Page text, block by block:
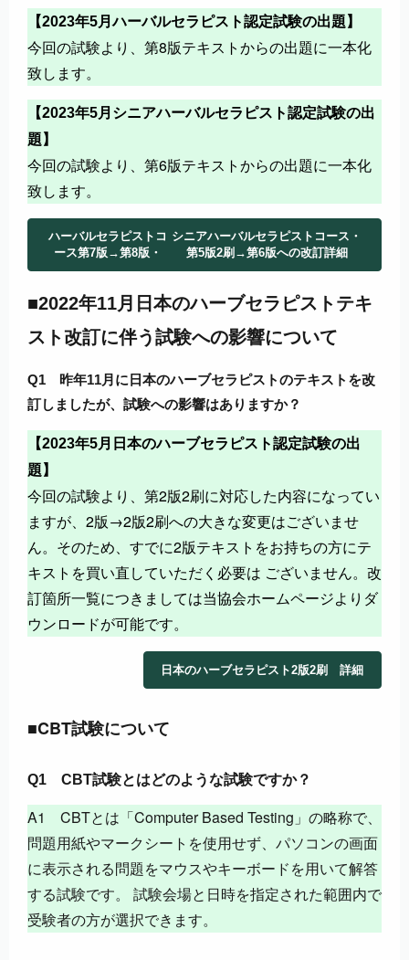
【2023年5月ハーバルセラピスト認定試験の出題】
今回の試験より、第8版テキストからの出題に一本化
致します。
【2023年5月 シニアハーバルセラピスト認定試験の出
題】
今回の試験より、第6版テキストからの出題に一本化
致します。
ハーバルセラピストコ
ース第7版→第8版・
シニアハーバルセラピストコース・
第5版2刷→第6版への改訂詳細
■2022年11月日本のハーブセラピストテキ
スト改訂に伴う試験への影響について
Q1 昨年11月に日本のハーブセラピストのテキストを改
訂しましたが、試験への影響はありますか？
【2023年5月 日本のハーブセラピスト認定試験の出
題】
今回の試験より、第2版2刷に対応した内容になってい
ますが、2版→2版2刷への大きな変更はございませ
ん。そのため、すでに2版テキストをお持ちの方にテ
キストを買い直していただく必要は ございません。改
訂箇所一覧につきましては当協会ホームページよりダ
ウンロードが可能です。
日本のハーブセラピスト2版2刷 詳細
■CBT試験について
Q1 CBT試験とはどのような試験ですか？
A1 CBTとは「Computer Based Testing」の略称で、
問題用紙やマークシートを使用せず、パソコンの画面
に表示される問題をマウスやキーボードを用いて解答
する試験です。 試験会場と日時を指定された範囲内で
受験者の方が選択できます。